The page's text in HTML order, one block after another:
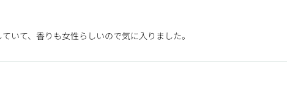
いて、香りも女性らしいので気に入りました。